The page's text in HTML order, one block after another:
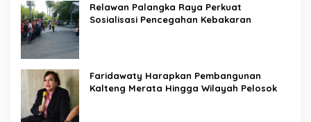
Relawan Palangka Raya Perkuat
Sosialisasi Pencegahan Kebakaran
Faridawaty Harapkan Pembangunan
Kalteng Merata Hingga Wilayah Pelosok